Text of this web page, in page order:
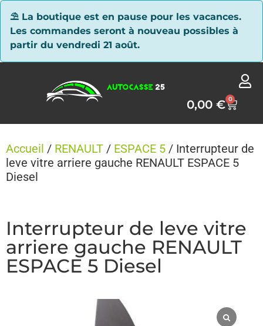
⛱ La boutique est en pause pour les vacances.
Les commandes seront à nouveau possibles à
partir du vendredi 21 août.
0,00€ 0
Accueil / RENAULT / ESPACE 5 / Interrupteur de
leve vitre arriere gauche RENAULT ESPACE 5
Diesel
Interrupteur de leve vitre
arriere gauche RENAULT
ESPACE 5 Diesel
Panneau de gestion des cookies